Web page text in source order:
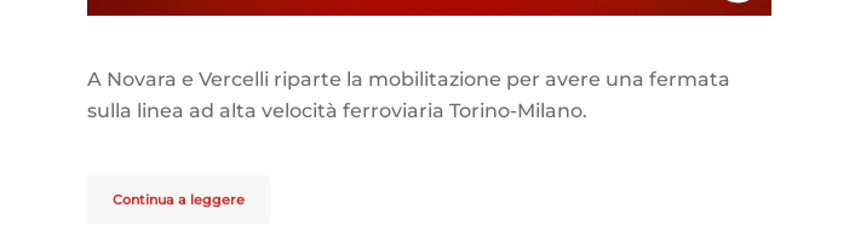
A Novara e Vercelli riparte la mobilitazione per avere una fermata
sulla linea ad alta velocità ferroviaria Torino-Milano.
Continua a leggere